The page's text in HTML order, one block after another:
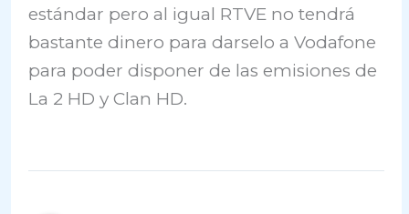
estándar pero al igual RTVE no tendrá
bastante dinero para darselo a Vodafone
para poder disponer de las emisiones de
La 2 HD y Clan HD.